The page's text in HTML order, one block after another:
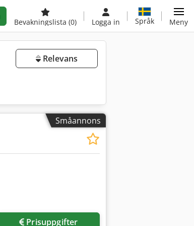
Bevakningslista (0) Logga in Språk Meny
Relevans
Småannons
Prisuppgifter